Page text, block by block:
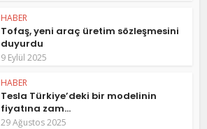
HABER
Tofaş, yeni araç üretim sözleşmesini
duyurdu
9 Eylül 2025
HABER
Tesla Türkiye’deki bir modelinin
fiyatına zam...
29 Ağustos 2025